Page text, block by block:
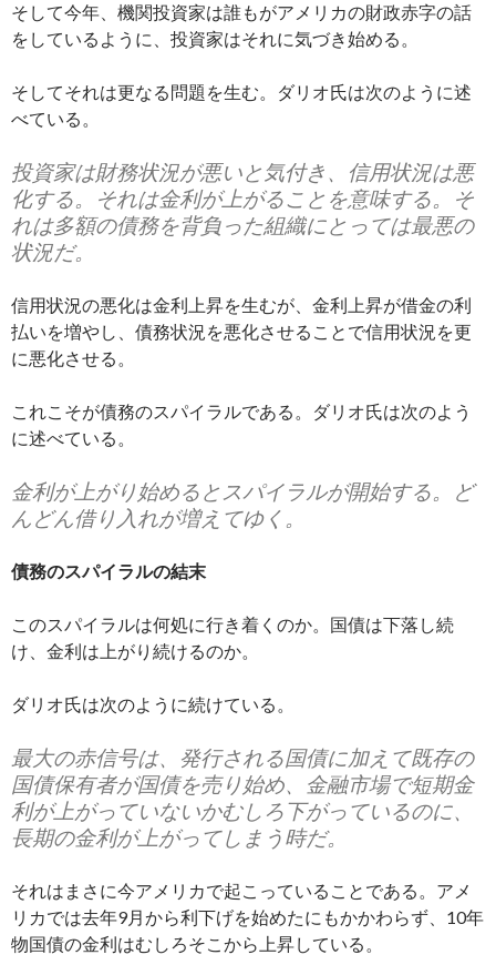
そして今年、機関投資家は誰もがアメリカの財政赤字の話
をしているように、投資家はそれに気づき始める。
そしてそれは更なる問題を生む。ダリオ氏は次のように述
べている。
投資家は財務状況が悪いと気付き、信用状況は悪
化する。それは金利が上がることを意味する。そ
れは多額の債務を背負った組織にとっては最悪の
状況だ。
信用状況の悪化は金利上昇を生むが、金利上昇が借金の利
払いを増やし、債務状況を悪化させることで信用状況を更
に悪化させる。
これこそが債務のスパイラルである。ダリオ氏は次のよう
に述べている。
金利が上がり始めるとスパイラルが開始する。ど
んどん借り入れが増えてゆく。
債務のスパイラルの結末
このスパイラルは何処に行き着くのか。国債は下落し続
け、金利は上がり続けるのか。
ダリオ氏は次のように続けている。
最大の赤信号は、発行される国債に加えて既存の
国債保有者が国債を売り始め、金融市場で短期金
利が上がっていないかむしろ下がっているのに、
長期の金利が上がってしまう時だ。
それはまさに今アメリカで起こっていることである。アメ
リカでは去年9月から利下げを始めたにもかかわらず、10年
物国債の金利はむしろそこから上昇している。